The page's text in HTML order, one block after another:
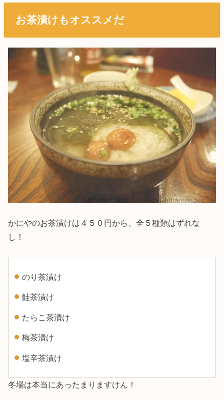
お茶漬けもオススメだ
かにやのお茶漬けは４５０円から、全５種類はずれな
し！
のり茶漬け
鮭茶漬け
たらこ茶漬け
梅茶漬け
塩辛茶漬け
冬場は本当にあったまりますけん！